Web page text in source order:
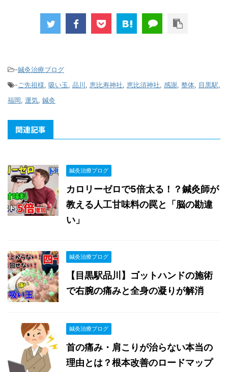
-鍼灸治療ブログ
- ご先祖様, 吸い玉, 品川, 恵比寿神社, 恵比須神社, 感謝, 整体, 目黒駅,
福岡, 運気, 鍼灸
関連記事
鍼灸治療ブログ
カロリーゼロで5倍太る！？鍼灸師が
教える人工甘味料の罠と「脳の勘違
い」
鍼灸治療ブログ
【目黒駅品川】ゴットハンドの施術
で右腕の痛みと全身の凝りが解消
鍼灸治療ブログ
首の痛み・肩こりが治らない本当の
理由とは？根本改善のロードマップ